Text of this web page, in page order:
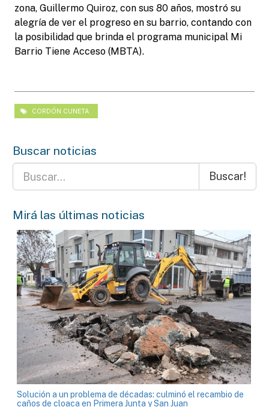
zona, Guillermo Quiroz, con sus 80 años, mostró su
alegría de ver el progreso en su barrio, contando con
la posibilidad que brinda el programa municipal Mi
Barrio Tiene Acceso (MBTA).
CORDÓN CUNETA
Buscar noticias
Buscar!
Mirá las últimas noticias
Solución a un problema de décadas: culminó el recambio de
caños de cloaca en Primera Junta y San Juan